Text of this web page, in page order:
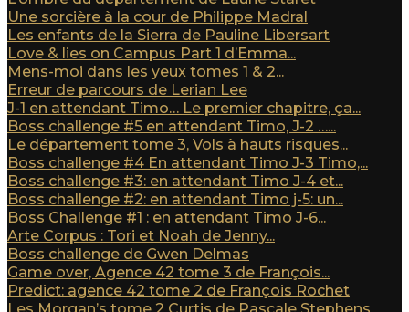
Une sorcière à la cour de Philippe Madral
Les enfants de la Sierra de Pauline Libersart
Love & lies on Campus Part 1 d’Emma...
Mens-moi dans les yeux tomes 1 & 2...
Erreur de parcours de Lerian Lee
J-1 en attendant Timo… Le premier chapitre, ça...
Boss challenge #5 en attendant Timo, J-2 …...
Le département tome 3, Vols à hauts risques...
Boss challenge #4 En attendant Timo J-3 Timo,...
Boss challenge #3: en attendant Timo J-4 et...
Boss challenge #2: en attendant Timo j-5: un...
Boss Challenge #1 : en attendant Timo J-6...
Arte Corpus : Tori et Noah de Jenny...
Boss challenge de Gwen Delmas
Game over, Agence 42 tome 3 de François...
Predict: agence 42 tome 2 de François Rochet